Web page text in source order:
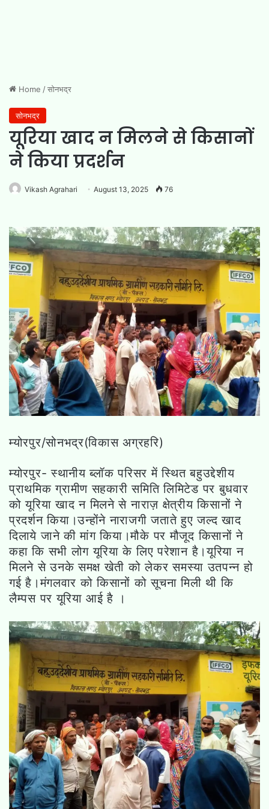
Home /सोनभद्र
सोनभद्र
यूरिया खाद न मिलने से किसानों
ने किया प्रदर्शन
Vikash Agrahari August 13, 2025 76
म्योरपुर/सोनभद्र(विकास अग्रहरि)
म्योरपुर- स्थानीय ब्लॉक परिसर में स्थित बहुउद्देशीय
प्राथमिक ग्रामीण सहकारी समिति लिमिटेड पर बुधवार
को यूरिया खाद न मिलने से नाराज़ क्षेत्रीय किसानों ने
प्रदर्शन किया।उन्होंने नाराजगी जताते हुए जल्द खाद
दिलाये जाने की मांग किया।मौके पर मौजूद किसानों ने
कहा कि सभी लोग यूरिया के लिए परेशान है।यूरिया न
मिलने से उनके समक्ष खेती को लेकर समस्या उतपन्न हो
गई है।मंगलवार को किसानों को सूचना मिली थी कि
लैम्पस पर यूरिया आई है ।